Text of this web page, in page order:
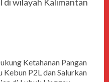
Ketahanan Pangan
Kebun P2L dan Salurkan